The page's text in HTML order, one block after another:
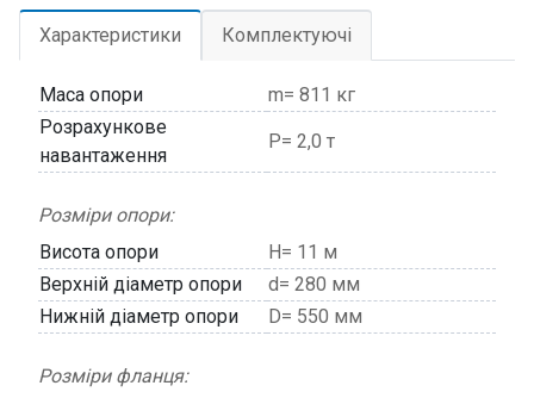
Характеристики Комплектуючі
Маса опори
m= 811 кг
Розрахункове
навантаження
P= 2,0 т
Розміри опори:
Висота опори
H= 11 м
Верхній діаметр опори
d= 280 мм
Нижній діаметр опори
D= 550 мм
Розміри фланця: